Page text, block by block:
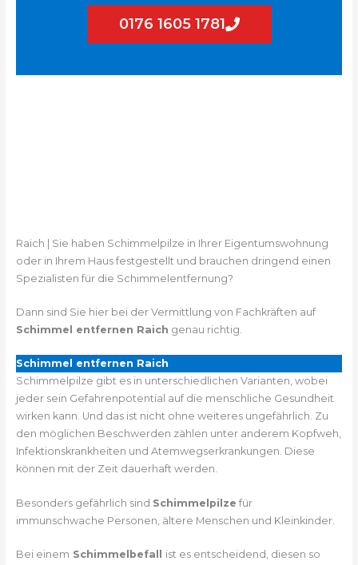
0176 1605 1781
Raich | Sie haben Schimmelpilze in Ihrer Eigentumswohnung
oder in Ihrem Haus festgestellt und brauchen dringend einen
Spezialisten für die Schimmelentfernung?
Dann sind Sie hier bei der Vermittlung von Fachkräften auf
Schimmel entfernen Raich genau richtig.
Schimmel entfernen Raich
Schimmelpilze gibt es in unterschiedlichen Varianten, wobei
jeder sein Gefahrenpotential auf die menschliche Gesundheit
wirken kann. Und das ist nicht ohne weiteres ungefährlich. Zu
den möglichen Beschwerden zählen unter anderem Kopfweh,
Infektionskrankheiten und Atemwegserkrankungen. Diese
können mit der Zeit dauerhaft werden.
Besonders gefährlich sind Schimmelpilze für
immunschwache Personen, ältere Menschen und Kleinkinder.
Bei einem Schimmelbefall ist es entscheidend, diesen so